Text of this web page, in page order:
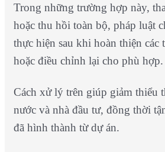
Trong những trường hợp này,
hoặc thu hồi toàn bộ, pháp luật
thực hiện sau khi hoàn thiện các
hoặc điều chỉnh lại cho phù hợp.
Cách xử lý trên giúp giảm thiểu
nước và nhà đầu tư, đồng thời
đã hình thành từ dự án.